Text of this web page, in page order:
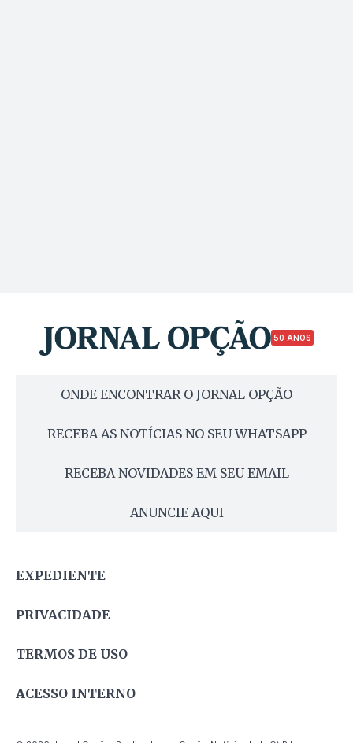
50 ANOS
ONDE ENCONTRAR O JORNAL OPÇÃO
RECEBA AS NOTÍCIAS NO SEU WHATSAPP
RECEBA NOVIDADES EM SEU EMAIL
ANUNCIE AQUI
EXPEDIENTE
PRIVACIDADE
TERMOS DE USO
ACESSO INTERNO